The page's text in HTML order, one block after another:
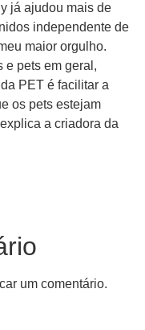
já ajudou mais de
independente de
maior orgulho.
e pets em geral,
PET é facilitar a
os pets estejam
a criadora da
um comentário.